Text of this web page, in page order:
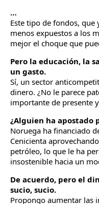
…
Este tipo de fondos, que
menos expuestos a los
mejor el choque que
Pero la educación, la
un gasto.
Sí, un sector
dinero. ¿No le parece
importante de presente
¿Alguien ha apostado
Noruega ha financiado
Cenicienta
petróleo, lo que le ha
insostenible hacia un
De acuerdo, pero el
sucio, sucio.
Propongo aumentar las